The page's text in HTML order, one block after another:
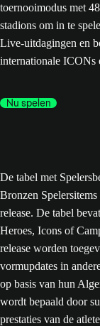
toernooimodus met
stadions om in te
Live-uitdagingen en
internationale ICONs
Nu spelen
De tabel met
Bronzen
release. De tabel
Heroes, Icons of
release worden
vormupdates in
op basis van hun
wordt bepaald door
prestaties van de